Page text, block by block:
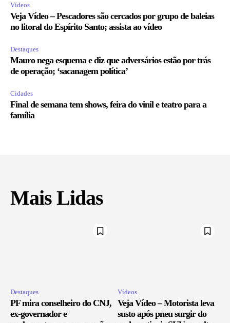
Vídeos
Veja Vídeo – Pescadores são cercados por grupo de baleias
no litoral do Espírito Santo; assista ao vídeo
Destaques
Mauro nega esquema e diz que adversários estão por trás
de operação; ‘sacanagem política’
Cidades
Final de semana tem shows, feira do vinil e teatro para a
família
Mais Lidas
Destaques
PF mira conselheiro do CNJ,
ex-governador e
Vídeos
Veja Vídeo – Motorista leva
susto após pneu surgir do